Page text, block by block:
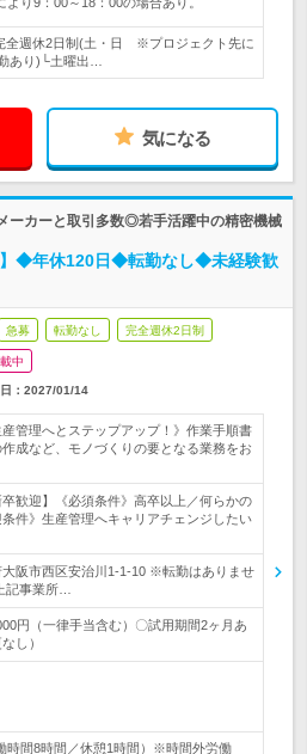
全週休2日制(土・日 ※プロジェクト先に
あり)└土曜出…
気になる
ーカーと取引多数◎若手活躍中の精密機械
】◆年休120日◆転勤なし◆未経験歓
急募 転勤なし 完全週休2日制
中
： 2027/01/14
産管理へとステップアップ！》作業手順書
成など、モノづくりの要となる業務をお
卒歓迎】《必須条件》高卒以上／何らかの
件》生産管理へキャリアチェンジしたい
阪市西区安治川1-1-10 ※転勤はありませ
記事業所…
円（一律手当含む）〇試用期間2ヶ月あ
し）
時間8時間／休憩1時間）※時間外労働